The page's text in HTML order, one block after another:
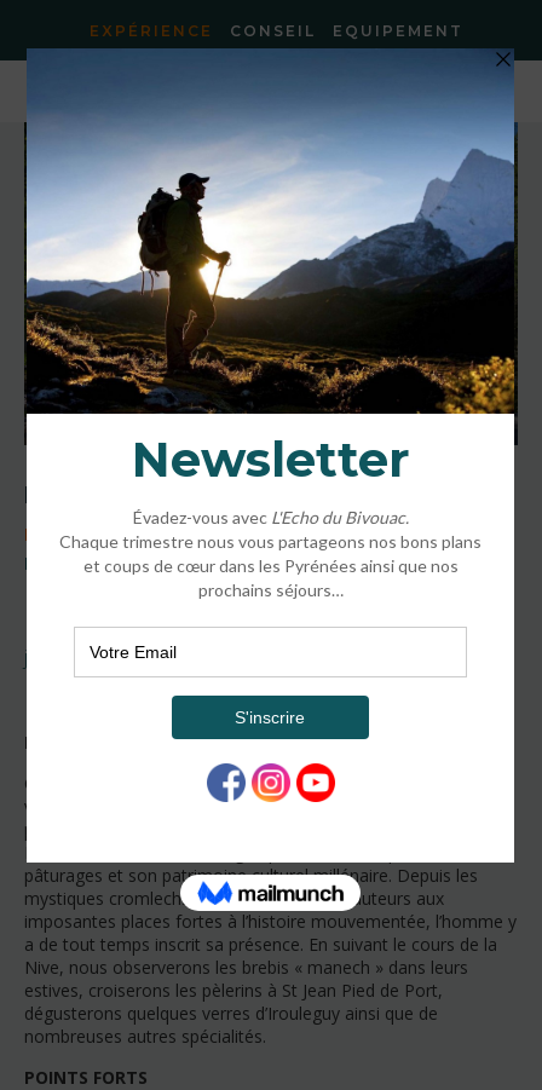
EXPÉRIENCE CONSEIL EQUIPEMENT
Pays-Basque – Aux Sources de la Nive
RANDO CONFORT
PAYS BASQUE
Pays Basque, Randonnée en Basse-Navarre durant 5
jours
Estérençuby, petit village de Basse-Navarre
C’est au départ d’un hôtel confortable niché au creux de la
vallée d’Estérençuby et loin de l’agitation de la côte que nous
partirons à la découverte des coins secrets du Pays Basque.
pâturages et son patrimoine culturel millénaire. Depuis les
mystiques cromlechs disséminés sur les hauteurs aux
imposantes places fortes à l’histoire mouvementée, l’homme y
a de tout temps inscrit sa présence. En suivant le cours de la
Nive, nous observerons les brebis « manech » dans leurs
estives, croiserons les pèlerins à St Jean Pied de Port,
dégusterons quelques verres d’Irouleguy ainsi que de
nombreuses autres spécialités.
POINTS FORTS